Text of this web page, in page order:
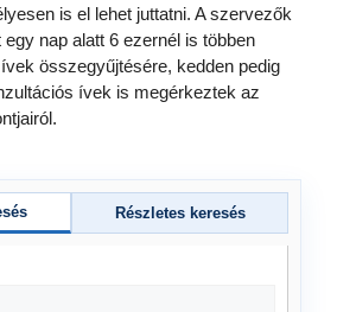
is el lehet juttatni. A szervezők
nap alatt 6 ezernél is többen
összegyűjtésére, kedden pedig
ívek is megérkeztek az
Részletes keresés